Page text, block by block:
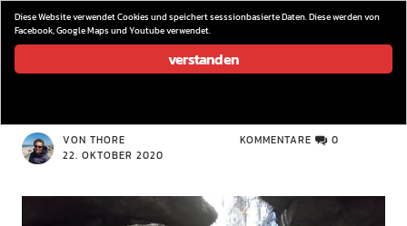
wieder los…
VON THORE
22. OKTOBER 2020
KOMMENTARE 0
Diese Website verwendet Cookies und speichert sesssionbasierte Daten. Diese werden von
Facebook, Google Maps und Youtube verwendet.
verstanden